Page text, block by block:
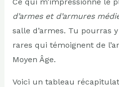
d’armes et d’armures
salle d’armes. Tu pourras
rares qui témoignent de
Moyen Âge.
Voici un tableau